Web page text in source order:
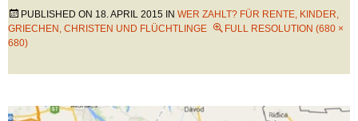
PUBLISHED ON 18. APRIL 2015 IN WER ZAHLT? FÜR RENTE, KINDER,
GRIECHEN, CHRISTEN UND FLÜCHTLINGE
FULL RESOLUTION (680 ×
680)